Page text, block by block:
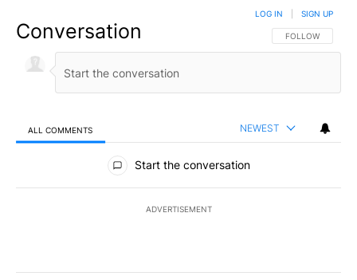
Conversation FOLLOW THIS
FOLLOW
LOG IN SIGN UP
ALL COMMENTS NEWEST
All Comments
Start the conversation
ADVERTISEMENT